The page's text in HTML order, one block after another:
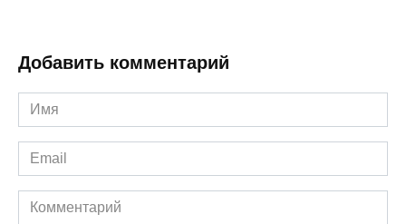
Добавить комментарий
Имя
*
Email
*
Комментарий